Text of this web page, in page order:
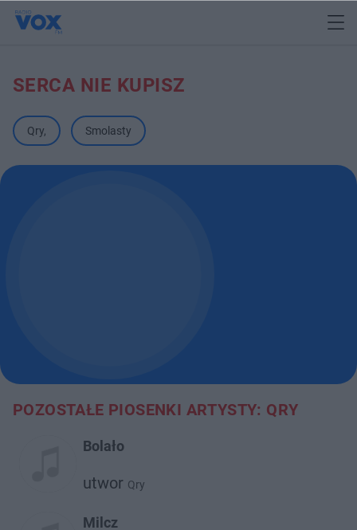
SERCA NIE KUPISZ
Qry, Smolasty
POZOSTAŁE PIOSENKI ARTYSTY: QRY
Bolało
utwor Qry
Milcz